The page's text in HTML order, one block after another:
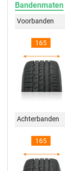
Bandenmaten
Voorbanden
165
Achterbanden
165